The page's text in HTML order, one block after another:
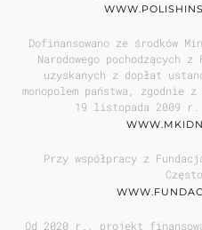
Dofinansowano ze środków
Narodowego pochodzących
uzyskanych z dopłat
monopolem państwa,
19 listopada 2009 r.
Przy współpracy z
Od 2020 r., projekt